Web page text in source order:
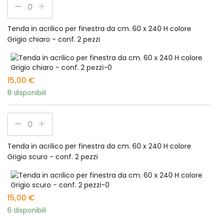
Tenda in acrilico per finestra da cm. 60 x 240 H colore
Grigio chiaro - conf. 2 pezzi
15,00 €
8 disponibili
Tenda in acrilico per finestra da cm. 60 x 240 H colore
Grigio scuro - conf. 2 pezzi
15,00 €
6 disponibili